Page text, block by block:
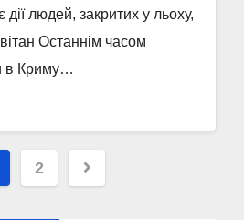
людей, закритих у льоху,
Останнім часом
в Криму…
2